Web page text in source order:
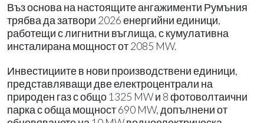
Въз основа на настоящите ангажименти Румъния
трябва да затвори 2026 енергийни единици,
работещи с лигнитни въглища, с кумулативна
инсталирана мощност от 2085 MW.
Инвестициите в нови производствени единици,
представляващи две електроцентрали на
природен газ с общо 1325 MW и 8 фотоволтаични
парка с обща мощност 690 MW, допълнени от